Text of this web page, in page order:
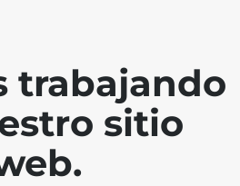
trabajando
sitio